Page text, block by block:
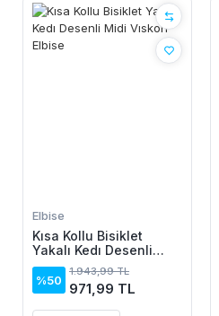
Elbise
Kısa Kollu Bisiklet
Yakalı Kedı Desenli
Midi Vıskon Elbise
%50
1.943,99 TL
971,99 TL